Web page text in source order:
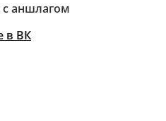
с аншлагом
в ВК